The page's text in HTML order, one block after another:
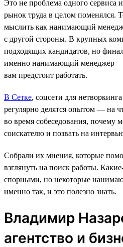
Это не проблема одного
рынок труда в целом поменялся.
мыслить как нанимающий
с другой стороны. В крупных
подходящих кандидатов, но
именно нанимающий менеджер ―
вам предстоит работать.
В Сетке, соцсети для
регулярно делятся опытом — на
во время собеседования, почему
соискателю и позвать на
Собрали их мнения, которые
взглянуть на поиск работы.
спорными, но некоторые
именно так, и это полезно знать.
Владимир
агентство и